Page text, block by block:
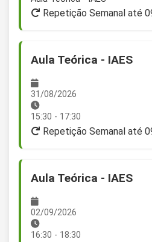
Repetição Semanal até
Aula Teórica - IAES
31/08/2026
15:30 - 17:30
Repetição Semanal até
Aula Teórica - IAES
02/09/2026
16:30 - 18:30